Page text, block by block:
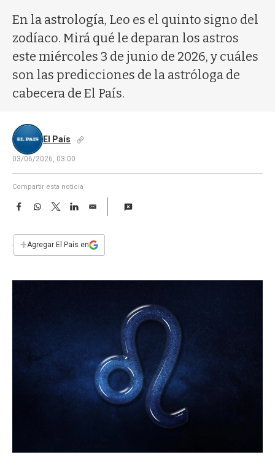
d
En la astrología, Leo es el quinto signo del
zodíaco. Mirá qué le deparan los astros
este miércoles 3 de junio de 2026, y cuáles
son las predicciones de la astróloga de
cabecera de El País.
El País
03/06/2026, 03:00
Compartir esta noticia
F
e
b
W
s
T
w
t
L
E
i
l
+Agregar El País en